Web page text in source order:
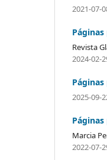
2021-07-
Revista
2024-02-
2025-09-
Marcia
2022-07-